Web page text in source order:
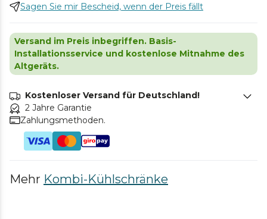
Sagen Sie mir Bescheid, wenn der Preis fällt
Versand im Preis inbegriffen. Basis-
Installationsservice und kostenlose Mitnahme des
Altgeräts.
Kostenloser Versand für Deutschland!
2 Jahre Garantie
Zahlungsmethoden.
Mehr Kombi-Kühlschränke